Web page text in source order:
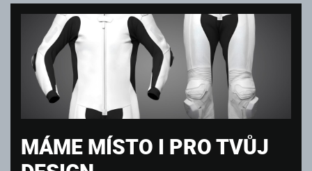
MÁME MÍSTO I PRO TVŮJ